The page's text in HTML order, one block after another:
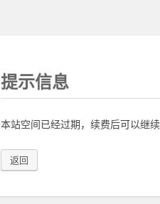
提示信息
本站空间已经过期，续费后可以继
返回